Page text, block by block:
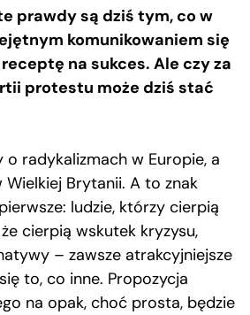
prawdy są dziś tym, co w
komunikowaniem się
na sukces. Ale czy za
protestu może dziś stać
o radykalizmach w Europie, a
Brytanii. A to znak
ludzie, którzy cierpią
cierpią wskutek kryzysu,
– zawsze atrakcyjniejsze
to, co inne. Propozycja
na opak, choć prosta, będzie